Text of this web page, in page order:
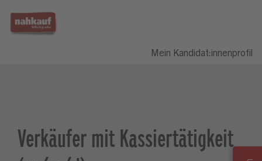
Mein Kandidat:innenprofil
Verkäufer mit Kassiertätigkeit